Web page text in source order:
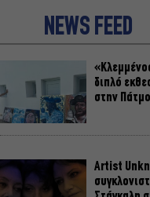
NEWS FEED
διπλό
στην Πάτμο
Artist